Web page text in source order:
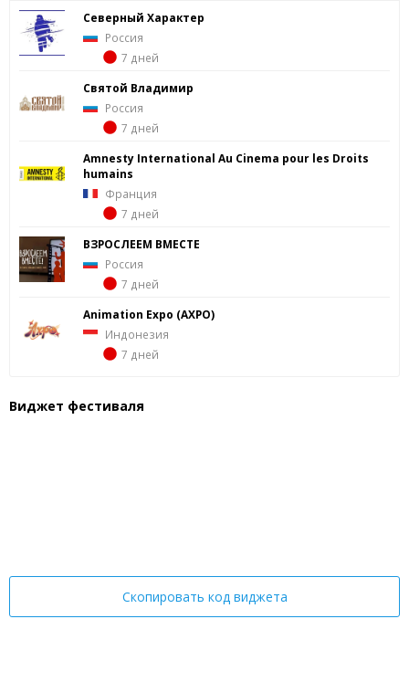
Северный Характер
Россия
7 дней
Святой Владимир
Россия
7 дней
Amnesty International Au Cinema pour les Droits
humains
Франция
7 дней
ВЗРОСЛЕЕМ ВМЕСТЕ
Россия
7 дней
Animation Expo (AXPO)
Индонезия
7 дней
Виджет фестиваля
Скопировать код виджета